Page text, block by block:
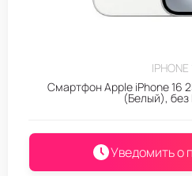
IPHONE
Смартфон Apple iPhone 16
(Белый), без
Уведомить о